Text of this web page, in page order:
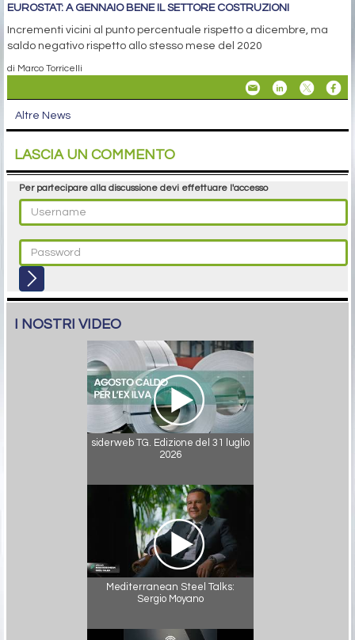
EUROSTAT: A GENNAIO BENE IL SETTORE COSTRUZIONI
Incrementi vicini al punto percentuale rispetto a dicembre, ma
saldo negativo rispetto allo stesso mese del 2020
di Marco Torricelli
Altre News
LASCIA UN COMMENTO
Per partecipare alla discussione devi effettuare l'accesso
I NOSTRI VIDEO
siderweb TG. Edizione del 31 luglio
2026
Mediterranean Steel Talks:
Sergio Moyano